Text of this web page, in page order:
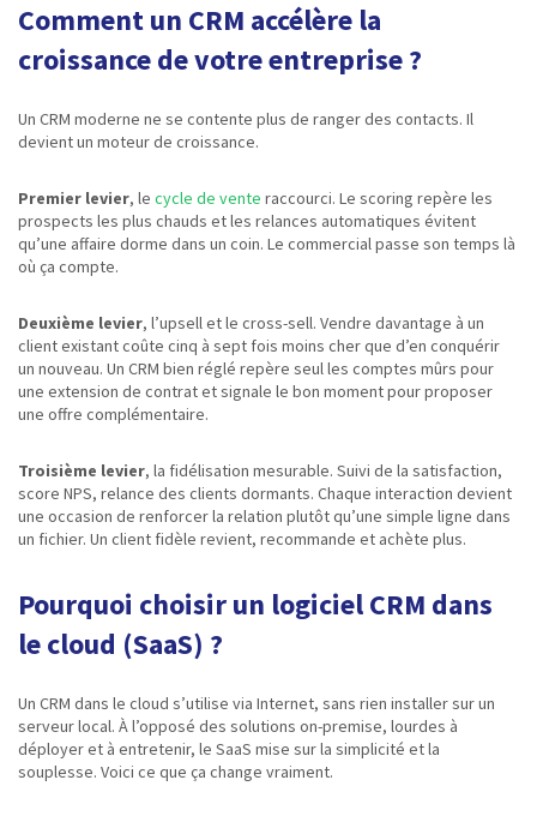
Comment un CRM accélère la
croissance de votre entreprise ?
Un CRM moderne ne se contente plus de ranger des contacts. Il
devient un moteur de croissance.
Premier levier, le cycle de vente raccourci. Le scoring repère les
prospects les plus chauds et les relances automatiques évitent
qu’une affaire dorme dans un coin. Le commercial passe son temps là
où ça compte.
Deuxième levier, l’upsell et le cross-sell. Vendre davantage à un
client existant coûte cinq à sept fois moins cher que d’en conquérir
un nouveau. Un CRM bien réglé repère seul les comptes mûrs pour
une extension de contrat et signale le bon moment pour proposer
une offre complémentaire.
Troisième levier, la fidélisation mesurable. Suivi de la satisfaction,
score NPS, relance des clients dormants. Chaque interaction devient
une occasion de renforcer la relation plutôt qu’une simple ligne dans
un fichier. Un client fidèle revient, recommande et achète plus.
Pourquoi choisir un logiciel CRM dans
le cloud (SaaS) ?
Un CRM dans le cloud s’utilise via Internet, sans rien installer sur un
serveur local. À l’opposé des solutions on-premise, lourdes à
déployer et à entretenir, le SaaS mise sur la simplicité et la
souplesse. Voici ce que ça change vraiment.